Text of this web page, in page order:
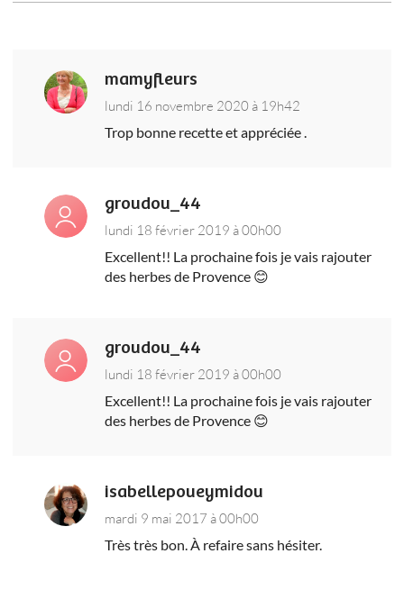
mamyfleurs
lundi 16 novembre 2020 à 19h42
Trop bonne recette et appréciée .
groudou_44
lundi 18 février 2019 à 00h00
Excellent!! La prochaine fois je vais rajouter
des herbes de Provence 😊
groudou_44
lundi 18 février 2019 à 00h00
Excellent!! La prochaine fois je vais rajouter
des herbes de Provence 😊
isabellepoueymidou
mardi 9 mai 2017 à 00h00
Très très bon. À refaire sans hésiter.